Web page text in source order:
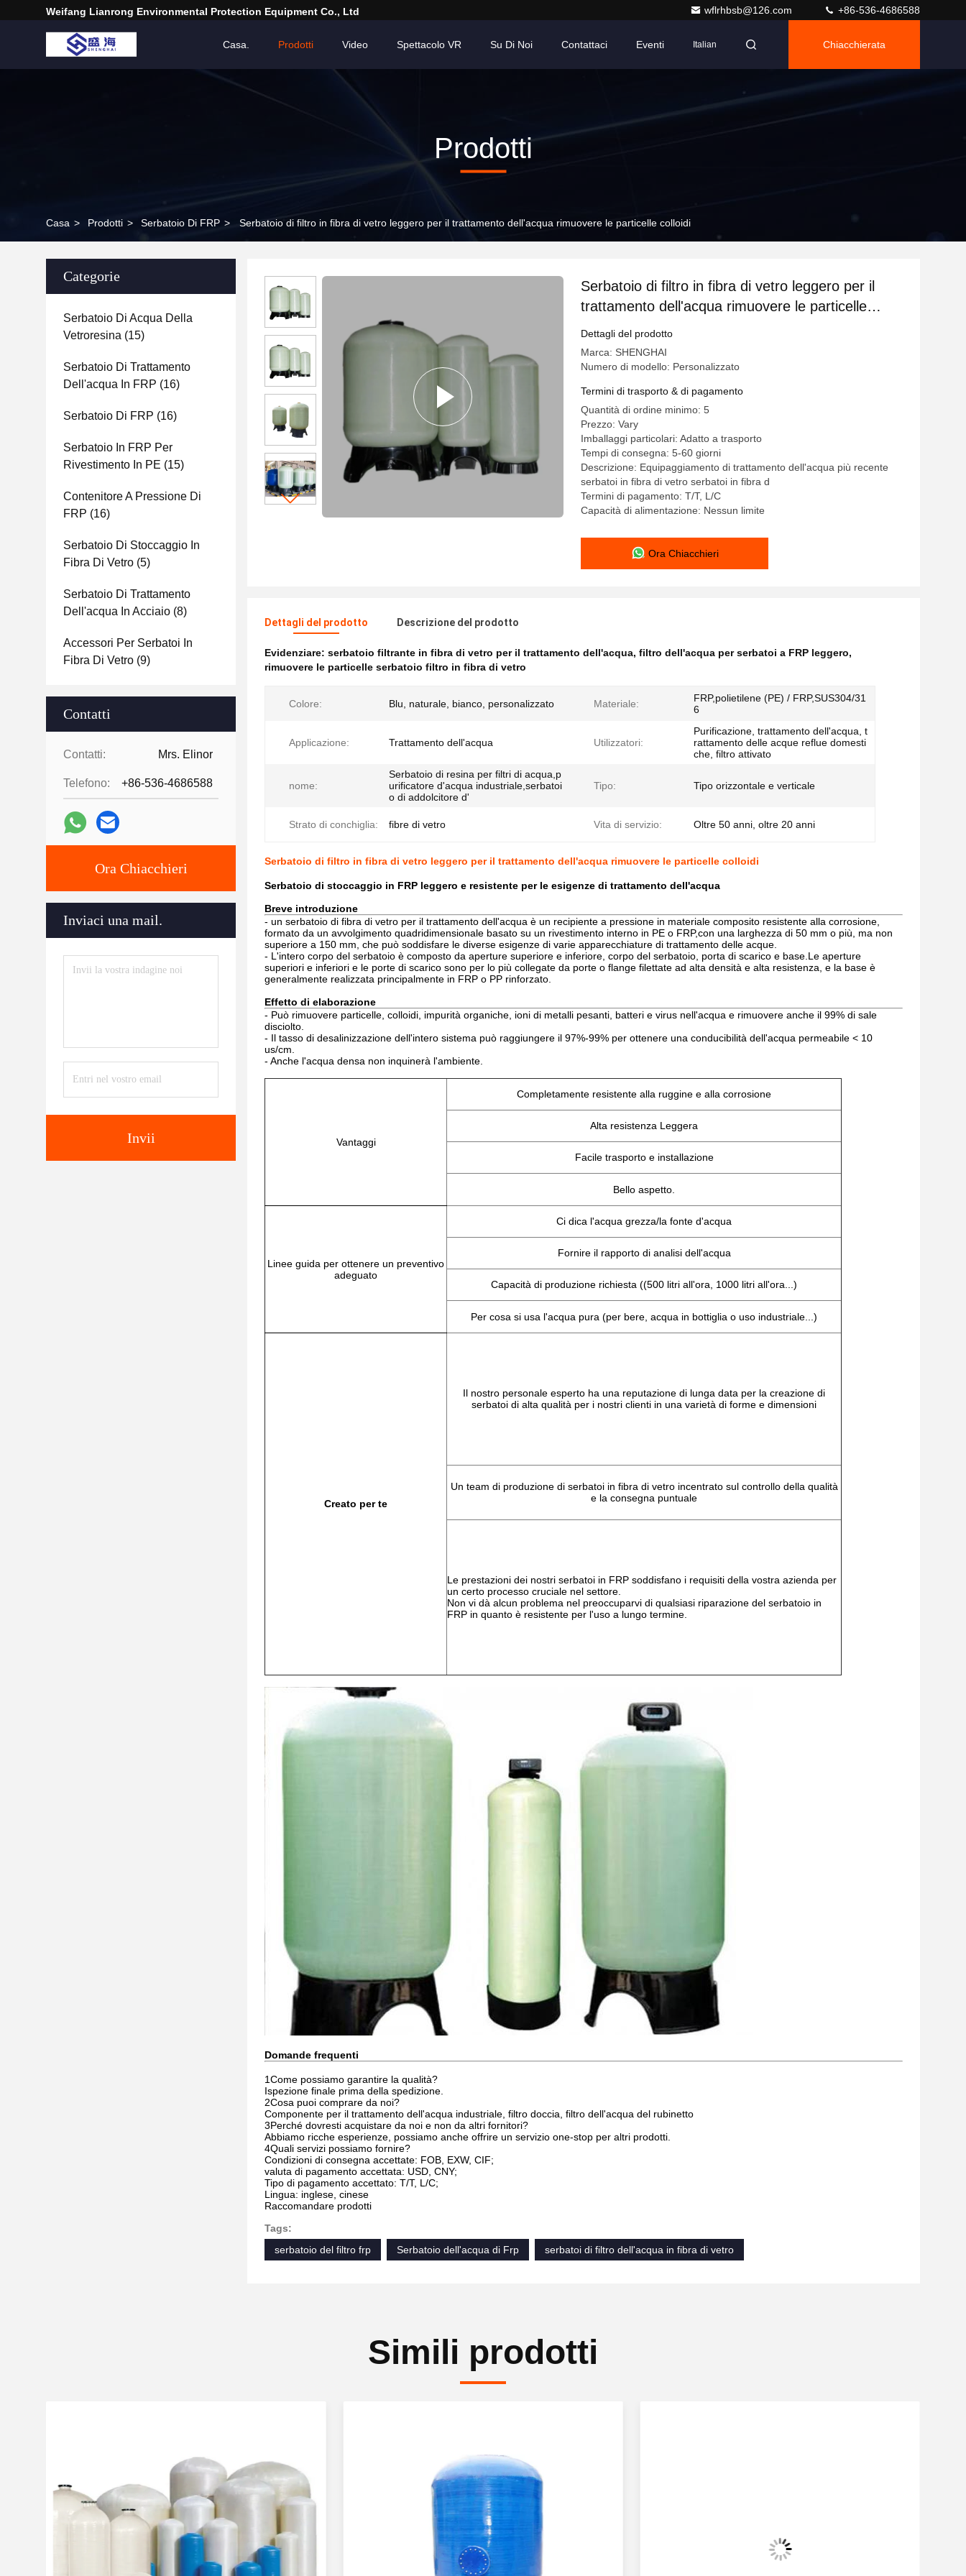
Weifang Lianrong Environmental Protection Equipment Co., Ltd wflrhbsb@126.com +86-536-4686588
Casa. Prodotti Video Spettacolo VR Su Di Noi Contattaci Eventi Italian Chiacchierata
Prodotti
Casa > Prodotti > Serbatoio Di FRP > Serbatoio di filtro in fibra di vetro leggero per il trattamento dell'acqua rimuovere le particelle colloidi
Categorie
Serbatoio Di Acqua Della
Vetroresina (15)
Serbatoio Di Trattamento
Dell'acqua In FRP (16)
Serbatoio Di FRP (16)
Serbatoio In FRP Per
Rivestimento In PE (15)
Contenitore A Pressione Di
FRP (16)
Serbatoio Di Stoccaggio In
Fibra Di Vetro (5)
Serbatoio Di Trattamento
Dell'acqua In Acciaio (8)
Accessori Per Serbatoi In
Fibra Di Vetro (9)
Contatti
Contatti: Mrs. Elinor
Telefono: +86-536-4686588
Ora Chiacchieri
Inviaci una mail.
Invii
Serbatoio di filtro in fibra di vetro leggero per il
trattamento dell'acqua rimuovere le particelle
colloidi
Dettagli del prodotto
Marca: SHENGHAI
Numero di modello: Personalizzato
Termini di trasporto & di pagamento
Quantità di ordine minimo: 5
Prezzo: Vary
Imballaggi particolari: Adatto a trasporto
Tempi di consegna: 5-60 giorni
Descrizione: Equipaggiamento di trattamento dell'acqua più recente
serbatoi in fibra di vetro serbatoi in fibra d
Termini di pagamento: T/T, L/C
Capacità di alimentazione: Nessun limite
Ora Chiacchieri
Dettagli del prodotto Descrizione del prodotto
Evidenziare: serbatoio filtrante in fibra di vetro per il trattamento dell'acqua, filtro dell'acqua per serbatoi a FRP leggero,
rimuovere le particelle serbatoio filtro in fibra di vetro
Colore: Blu, naturale, bianco, personalizzato Materiale:
FRP,polietilene (PE) / FRP,SUS304/31
6
Applicazione: Trattamento dell'acqua Utilizzatori:
Purificazione, trattamento dell'acqua, t
rattamento delle acque reflue domesti
che, filtro attivato
nome:
Serbatoio di resina per filtri di acqua,p
urificatore d'acqua industriale,serbatoi
o di addolcitore d'
Tipo: Tipo orizzontale e verticale
Strato di conchiglia: fibre di vetro Vita di servizio: Oltre 50 anni, oltre 20 anni
Serbatoio di filtro in fibra di vetro leggero per il trattamento dell'acqua rimuovere le particelle colloidi
Serbatoio di stoccaggio in FRP leggero e resistente per le esigenze di trattamento dell'acqua
Breve introduzione
- un serbatoio di fibra di vetro per il trattamento dell'acqua è un recipiente a pressione in materiale composito resistente alla corrosione,
formato da un avvolgimento quadridimensionale basato su un rivestimento interno in PE o FRP,con una larghezza di 50 mm o più, ma non
superiore a 150 mm, che può soddisfare le diverse esigenze di varie apparecchiature di trattamento delle acque.
- L'intero corpo del serbatoio è composto da aperture superiore e inferiore, corpo del serbatoio, porta di scarico e base.Le aperture
superiori e inferiori e le porte di scarico sono per lo più collegate da porte o flange filettate ad alta densità e alta resistenza, e la base è
generalmente realizzata principalmente in FRP o PP rinforzato.
Effetto di elaborazione
- Può rimuovere particelle, colloidi, impurità organiche, ioni di metalli pesanti, batteri e virus nell'acqua e rimuovere anche il 99% di sale
disciolto.
- Il tasso di desalinizzazione dell'intero sistema può raggiungere il 97%-99% per ottenere una conducibilità dell'acqua permeabile < 10
us/cm.
- Anche l'acqua densa non inquinerà l'ambiente.
Vantaggi
Completamente resistente alla ruggine e alla corrosione
Alta resistenza Leggera
Facile trasporto e installazione
Bello aspetto.
Linee guida per ottenere un preventivo
adeguato
Ci dica l'acqua grezza/la fonte d'acqua
Fornire il rapporto di analisi dell'acqua
Capacità di produzione richiesta ((500 litri all'ora, 1000 litri all'ora...)
Per cosa si usa l'acqua pura (per bere, acqua in bottiglia o uso industriale...)
Creato per te
Il nostro personale esperto ha una reputazione di lunga data per la creazione di
serbatoi di alta qualità per i nostri clienti in una varietà di forme e dimensioni
Un team di produzione di serbatoi in fibra di vetro incentrato sul controllo della qualità
e la consegna puntuale
Le prestazioni dei nostri serbatoi in FRP soddisfano i requisiti della vostra azienda per
un certo processo cruciale nel settore.
Non vi dà alcun problema nel preoccuparvi di qualsiasi riparazione del serbatoio in
FRP in quanto è resistente per l'uso a lungo termine.
Domande frequenti
1Come possiamo garantire la qualità?
Ispezione finale prima della spedizione.
2Cosa puoi comprare da noi?
Componente per il trattamento dell'acqua industriale, filtro doccia, filtro dell'acqua del rubinetto
3Perché dovresti acquistare da noi e non da altri fornitori?
Abbiamo ricche esperienze, possiamo anche offrire un servizio one-stop per altri prodotti.
4Quali servizi possiamo fornire?
Condizioni di consegna accettate: FOB, EXW, CIF;
valuta di pagamento accettata: USD, CNY;
Tipo di pagamento accettato: T/T, L/C;
Lingua: inglese, cinese
Raccomandare prodotti
Tags:
serbatoio del filtro frp
Serbatoio dell'acqua di Frp serbatoi di filtro dell'acqua in fibra di vetro
Simili prodotti